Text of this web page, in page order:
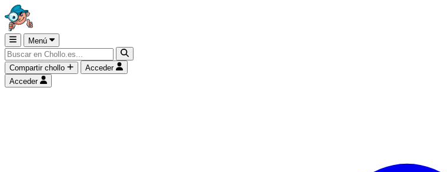
Menú
Compartir chollo
Acceder
Acceder